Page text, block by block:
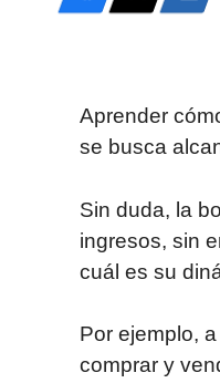
Aprender
se busca
Sin duda, la
ingresos, sin
cuál es su
Por ejemplo,
comprar y